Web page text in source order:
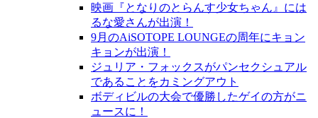
映画『となりのとらんす少女ちゃん』には
るな愛さんが出演！
9月のAiSOTOPE LOUNGEの周年にキョン
キョンが出演！
ジュリア・フォックスがパンセクシュアル
であることをカミングアウト
ボディビルの大会で優勝したゲイの方がニ
ュースに！